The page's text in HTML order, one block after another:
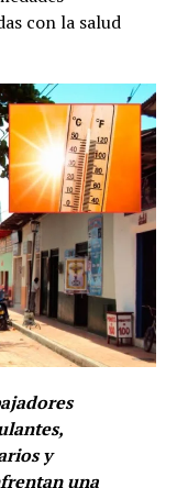
con la salud
y
una